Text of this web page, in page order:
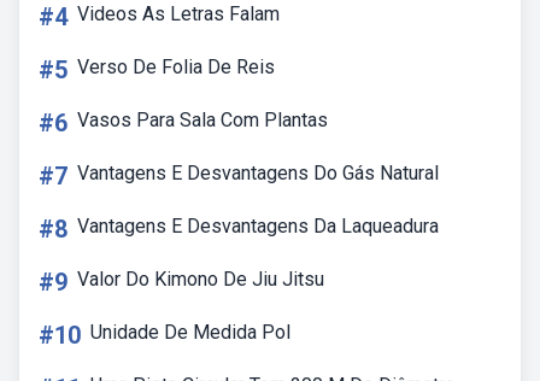
#4 Videos As Letras Falam
#5 Verso De Folia De Reis
#6 Vasos Para Sala Com Plantas
#7 Vantagens E Desvantagens Do Gás Natural
#8 Vantagens E Desvantagens Da Laqueadura
#9 Valor Do Kimono De Jiu Jitsu
#10 Unidade De Medida Pol